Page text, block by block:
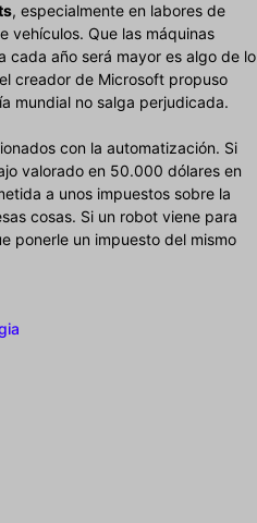
, especialmente en labores de
vehículos. Que las máquinas
cada año será mayor es algo de lo
creador de Microsoft propuso
mundial no salga perjudicada.
con la automatización. Si
valorado en 50.000 dólares en
a unos impuestos sobre la
cosas. Si un robot viene para
ponerle un impuesto del mismo